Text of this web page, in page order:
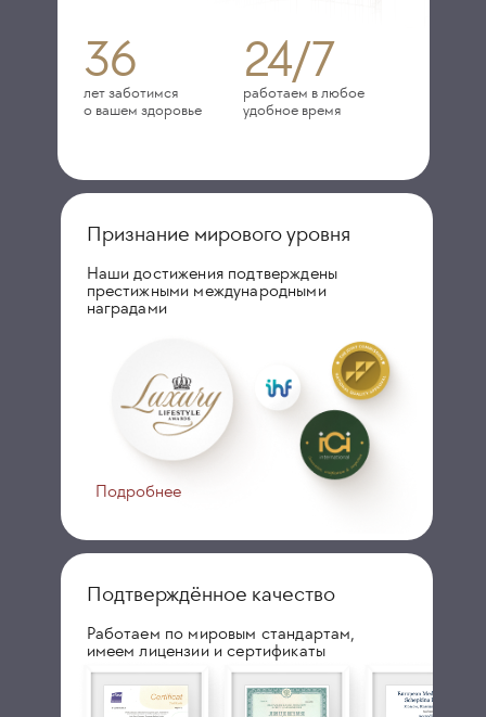
36
лет заботимся
о вашем здоровье
24/7
работаем в любое
удобное время
Признание мирового уровня
Наши достижения подтверждены
престижными международными
наградами
Подробнее
Подтверждённое качество
Работаем по мировым стандартам,
имеем лицензии и сертификаты